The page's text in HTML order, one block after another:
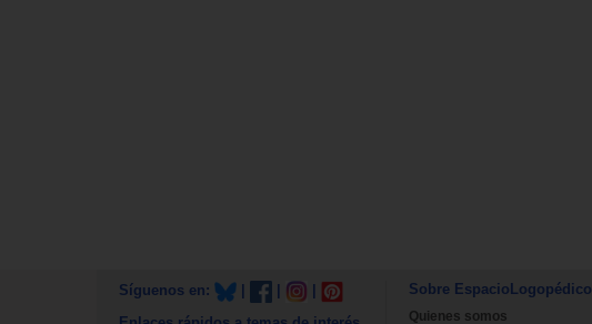
Síguenos en: Sobre EspacioLogopédico
Quienes somos